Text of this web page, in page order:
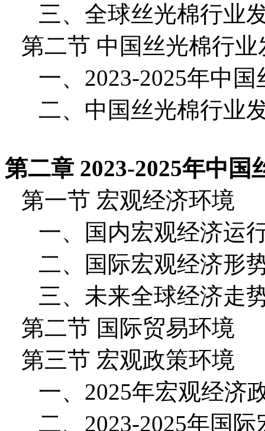
三、全球丝光棉行业
第二节 中国丝光棉行
一、2023-2025年中
二、中国丝光棉行业
第二章 2023-2025年中
第一节 宏观经济环境
一、国内宏观经济运
二、国际宏观经济形
三、未来全球经济走
第二节 国际贸易环境
第三节 宏观政策环境
一、2025年宏观经济
二、2023-2025年国